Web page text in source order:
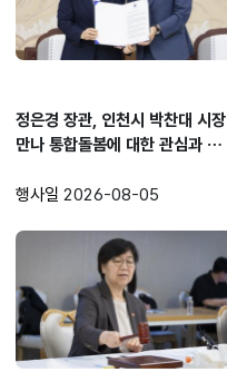
정은경 장관, 인천시 박찬대 시장
만나 통합돌봄에 대한 관심과 지원
행사일 2026-08-05